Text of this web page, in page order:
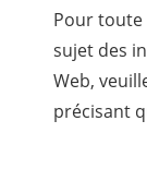
Pour
sujet des
Web,
précisant